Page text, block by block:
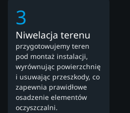
3
Niwelacja terenu
przygotowujemy teren
pod montaż instalacji,
wyrównując powierzchnię
i usuwając przeszkody, co
zapewnia prawidłowe
osadzenie elementów
oczyszczalni.